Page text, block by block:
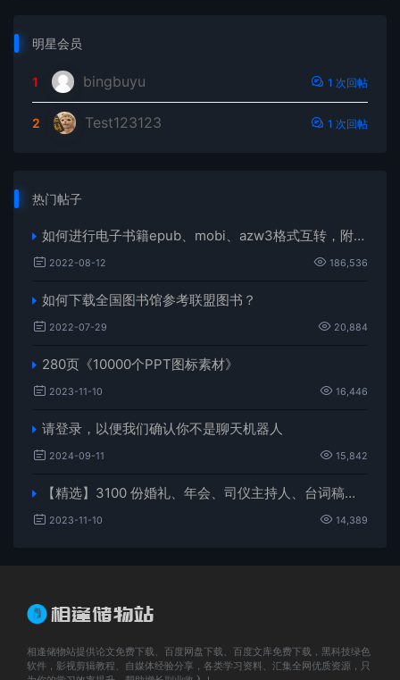
明星会员
1 bingbuyu 1 次回帖
2 Test123123 1 次回帖
热门帖子
如何进行电子书籍epub、mobi、azw3格式互转，附海量电子书籍资源
2022-08-12 186,536
如何下载全国图书馆参考联盟图书？
2022-07-29 20,884
280页《10000个PPT图标素材》
2023-11-10 16,446
请登录，以便我们确认你不是聊天机器人
2024-09-11 15,842
【精选】3100 份婚礼、年会、司仪主持人、台词稿、节日生日、晚会、开场、开场白素材
2023-11-10 14,389
相逢储物站提供论文免费下载、百度网盘下载、百度文库免费下载，黑科技绿色
软件，影视剪辑教程、自媒体经验分享，各类学习资料、汇集全网优质资源，只